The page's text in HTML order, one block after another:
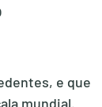
e que
mundial.